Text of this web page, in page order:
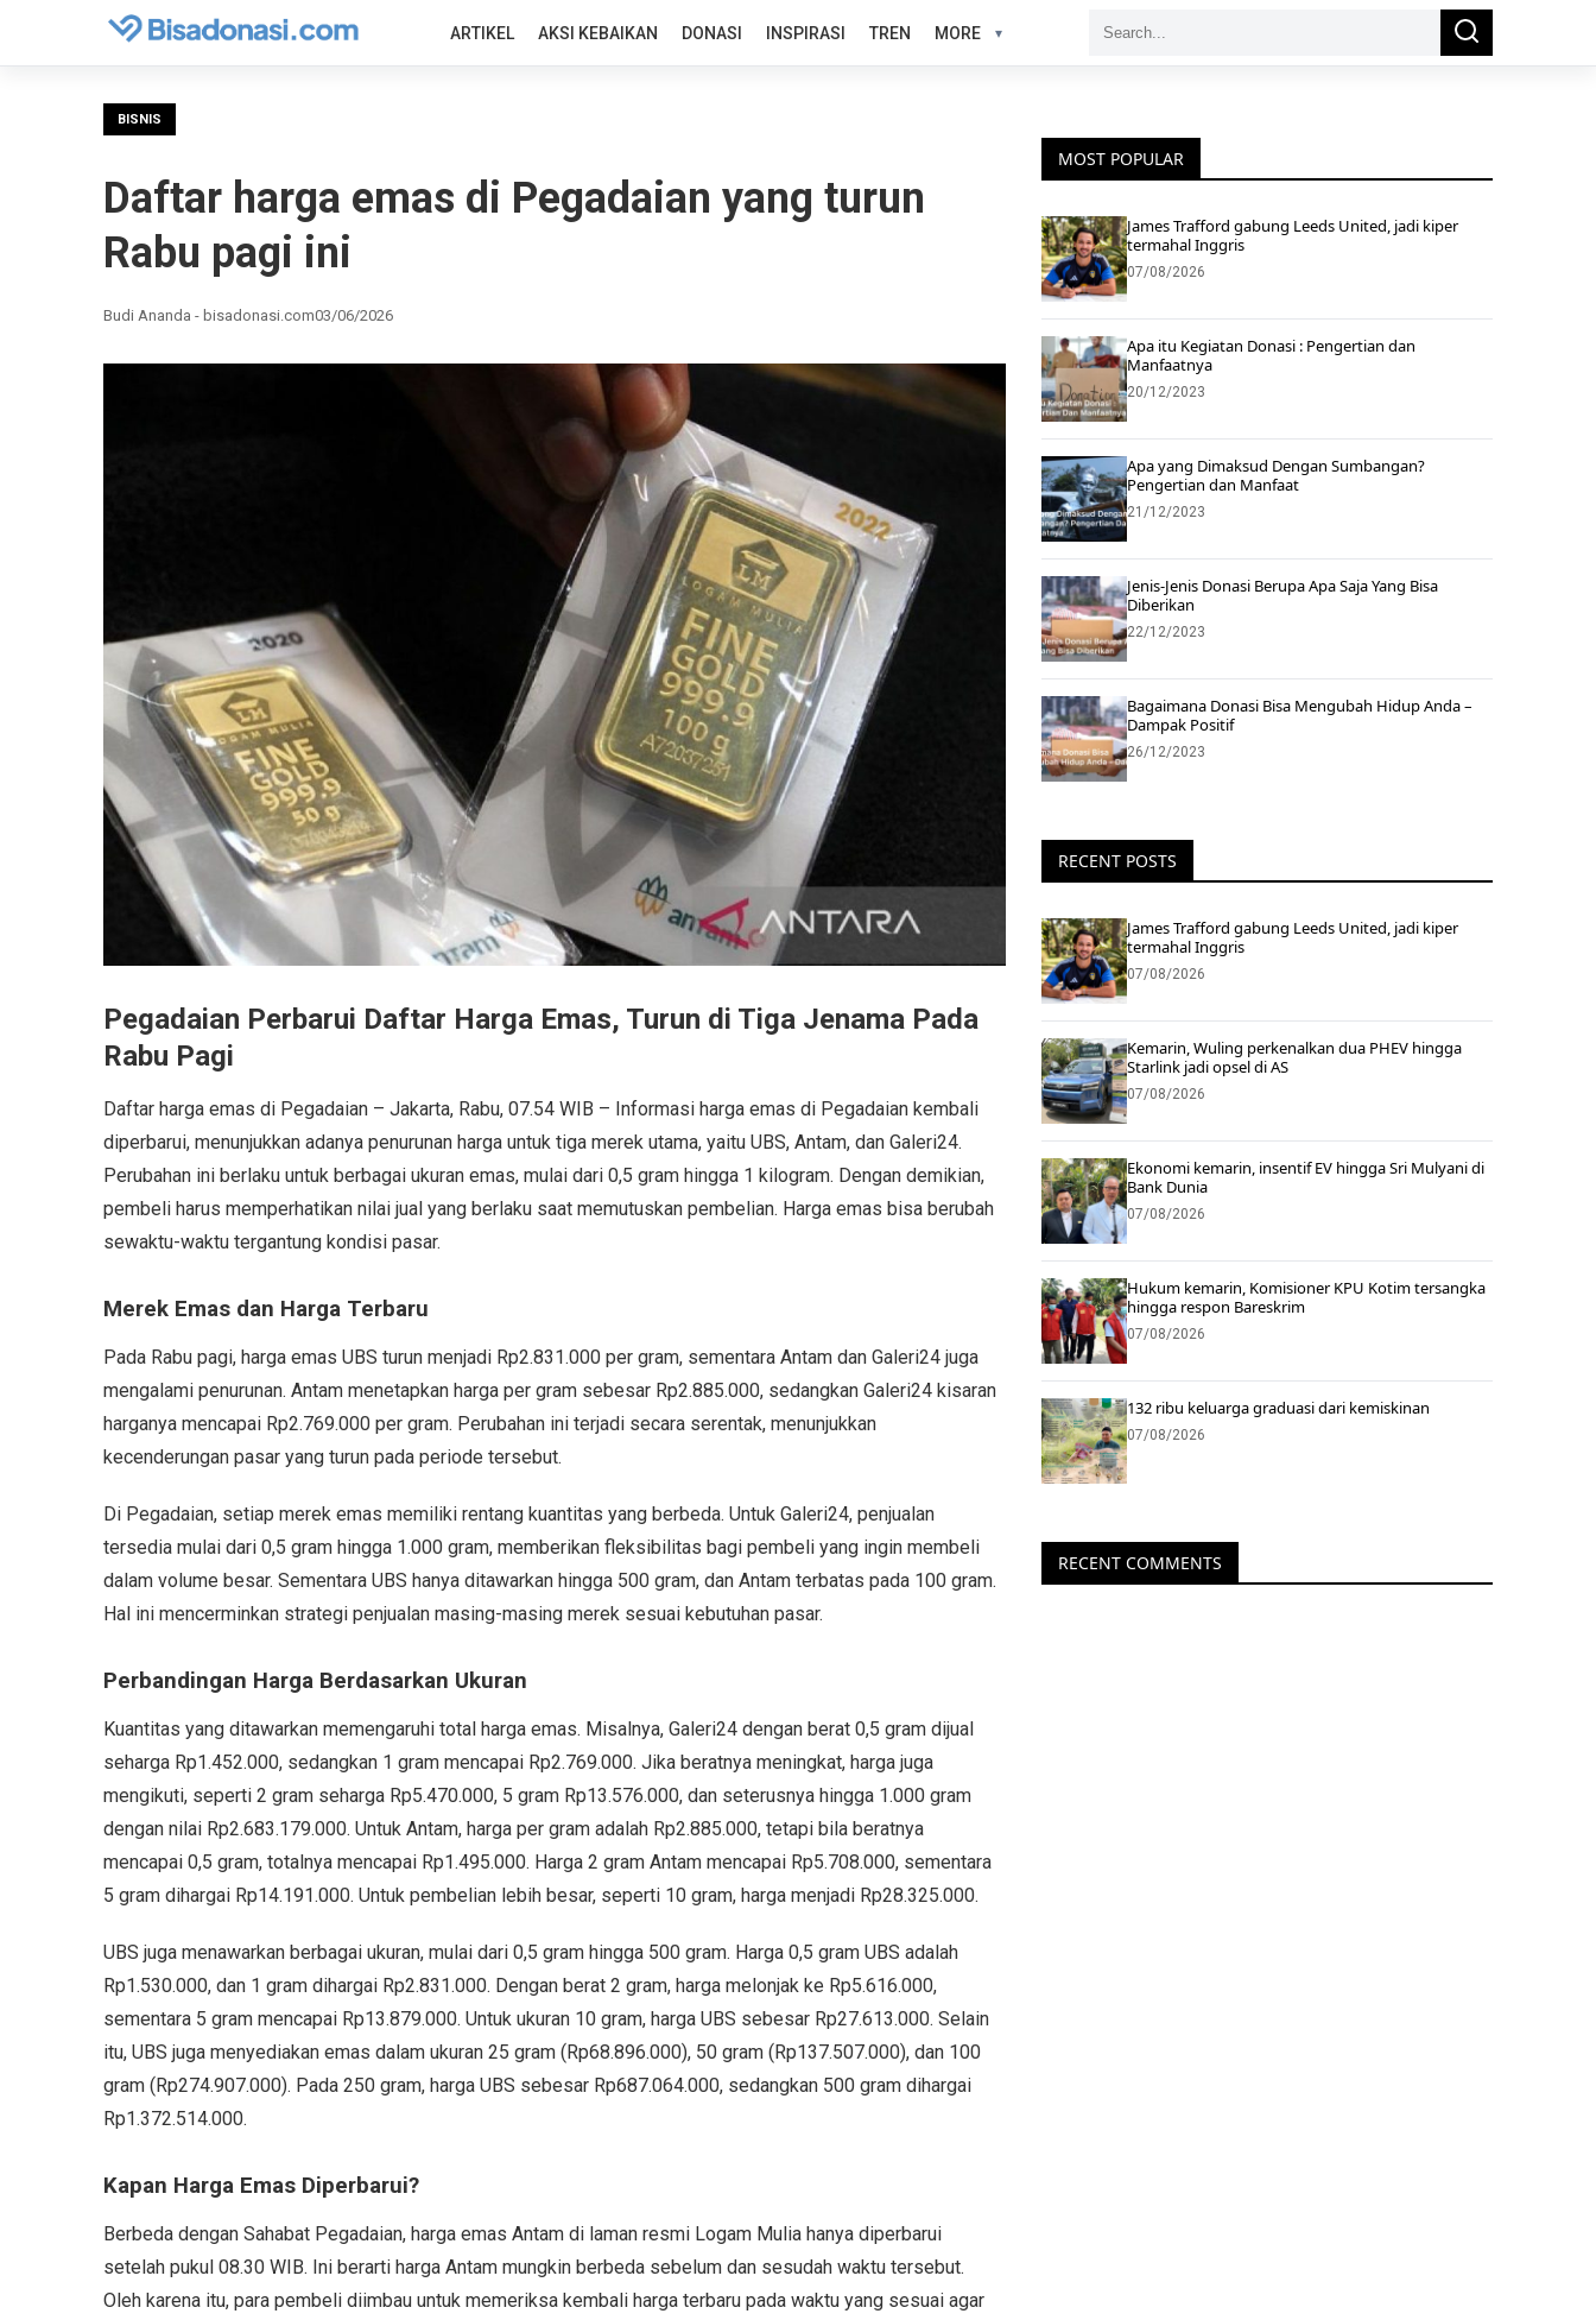
ARTIKEL AKSI KEBAIKAN DONASI INSPIRASI TREN MORE
Search
Search
BISNIS
Daftar harga emas di Pegadaian yang turun
Rabu pagi ini
Budi Ananda - bisadonasi.com03/06/2026
Pegadaian Perbarui Daftar Harga Emas, Turun di Tiga Jenama Pada
Rabu Pagi
Daftar harga emas di Pegadaian – Jakarta, Rabu, 07.54 WIB – Informasi harga emas di Pegadaian kembali
diperbarui, menunjukkan adanya penurunan harga untuk tiga merek utama, yaitu UBS, Antam, dan Galeri24.
Perubahan ini berlaku untuk berbagai ukuran emas, mulai dari 0,5 gram hingga 1 kilogram. Dengan demikian,
pembeli harus memperhatikan nilai jual yang berlaku saat memutuskan pembelian. Harga emas bisa berubah
sewaktu-waktu tergantung kondisi pasar.
Merek Emas dan Harga Terbaru
Pada Rabu pagi, harga emas UBS turun menjadi Rp2.831.000 per gram, sementara Antam dan Galeri24 juga
mengalami penurunan. Antam menetapkan harga per gram sebesar Rp2.885.000, sedangkan Galeri24 kisaran
harganya mencapai Rp2.769.000 per gram. Perubahan ini terjadi secara serentak, menunjukkan
kecenderungan pasar yang turun pada periode tersebut.
Di Pegadaian, setiap merek emas memiliki rentang kuantitas yang berbeda. Untuk Galeri24, penjualan
tersedia mulai dari 0,5 gram hingga 1.000 gram, memberikan fleksibilitas bagi pembeli yang ingin membeli
dalam volume besar. Sementara UBS hanya ditawarkan hingga 500 gram, dan Antam terbatas pada 100 gram.
Hal ini mencerminkan strategi penjualan masing-masing merek sesuai kebutuhan pasar.
Perbandingan Harga Berdasarkan Ukuran
Kuantitas yang ditawarkan memengaruhi total harga emas. Misalnya, Galeri24 dengan berat 0,5 gram dijual
seharga Rp1.452.000, sedangkan 1 gram mencapai Rp2.769.000. Jika beratnya meningkat, harga juga
mengikuti, seperti 2 gram seharga Rp5.470.000, 5 gram Rp13.576.000, dan seterusnya hingga 1.000 gram
dengan nilai Rp2.683.179.000. Untuk Antam, harga per gram adalah Rp2.885.000, tetapi bila beratnya
mencapai 0,5 gram, totalnya mencapai Rp1.495.000. Harga 2 gram Antam mencapai Rp5.708.000, sementara
5 gram dihargai Rp14.191.000. Untuk pembelian lebih besar, seperti 10 gram, harga menjadi Rp28.325.000.
UBS juga menawarkan berbagai ukuran, mulai dari 0,5 gram hingga 500 gram. Harga 0,5 gram UBS adalah
Rp1.530.000, dan 1 gram dihargai Rp2.831.000. Dengan berat 2 gram, harga melonjak ke Rp5.616.000,
sementara 5 gram mencapai Rp13.879.000. Untuk ukuran 10 gram, harga UBS sebesar Rp27.613.000. Selain
itu, UBS juga menyediakan emas dalam ukuran 25 gram (Rp68.896.000), 50 gram (Rp137.507.000), dan 100
gram (Rp274.907.000). Pada 250 gram, harga UBS sebesar Rp687.064.000, sedangkan 500 gram dihargai
Rp1.372.514.000.
Kapan Harga Emas Diperbarui?
Berbeda dengan Sahabat Pegadaian, harga emas Antam di laman resmi Logam Mulia hanya diperbarui
setelah pukul 08.30 WIB. Ini berarti harga Antam mungkin berbeda sebelum dan sesudah waktu tersebut.
Oleh karena itu, para pembeli diimbau untuk memeriksa kembali harga terbaru pada waktu yang sesuai agar
MOST POPULAR
James Trafford gabung Leeds United, jadi kiper
termahal Inggris
07/08/2026
Apa itu Kegiatan Donasi : Pengertian dan
Manfaatnya
20/12/2023
Apa yang Dimaksud Dengan Sumbangan?
Pengertian dan Manfaat
21/12/2023
Jenis-Jenis Donasi Berupa Apa Saja Yang Bisa
Diberikan
22/12/2023
Bagaimana Donasi Bisa Mengubah Hidup Anda –
Dampak Positif
26/12/2023
RECENT POSTS
James Trafford gabung Leeds United, jadi kiper
termahal Inggris
07/08/2026
Kemarin, Wuling perkenalkan dua PHEV hingga
Starlink jadi opsel di AS
07/08/2026
Ekonomi kemarin, insentif EV hingga Sri Mulyani di
Bank Dunia
07/08/2026
Hukum kemarin, Komisioner KPU Kotim tersangka
hingga respon Bareskrim
07/08/2026
132 ribu keluarga graduasi dari kemiskinan
07/08/2026
RECENT COMMENTS